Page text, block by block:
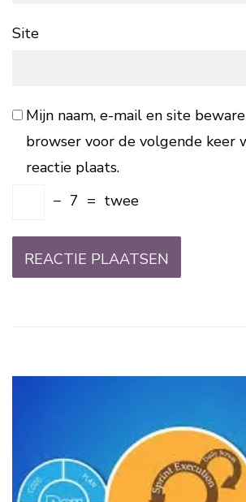
Site
Mijn naam, e-mail en site
browser voor de volgende keer
reactie plaats.
− 7 = twee